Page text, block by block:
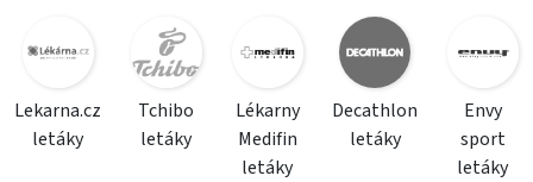
Lekarna.cz
letáky
Tchibo
letáky
Lékarny
Medifin
letáky
Decathlon
letáky
Envy
sport
letáky